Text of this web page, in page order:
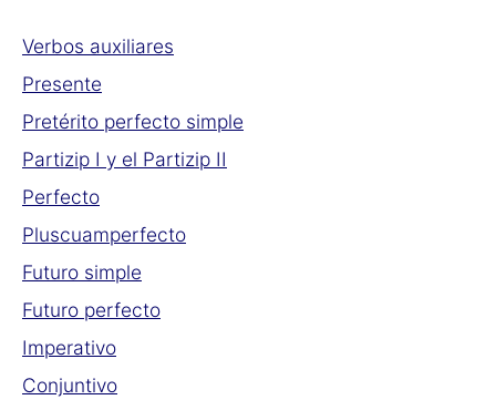
Verbos auxiliares
Presente
Pretérito perfecto simple
Partizip I y el Partizip II
Perfecto
Pluscuamperfecto
Futuro simple
Futuro perfecto
Imperativo
Conjuntivo